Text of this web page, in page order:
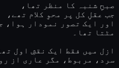
صبحِ شنبہ کا منظر تھا،
جب عقلِ کل پر محوِ کلام تھے،
اور ایک تصور نمودار ہوا،
مٹتا تھا۔
ازل میں فقط ایک نقشِ اول
سرد، مربوط، مگر عاری از